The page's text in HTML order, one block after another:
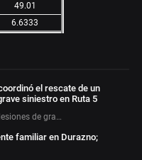
49.01
6.6333
el rescate de un
siniestro en Ruta 5
de gra…
familiar en Durazno;